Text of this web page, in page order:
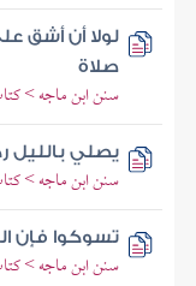
لولا أن أشق
صلاة
سنن ابن ماجه >
يصلي
سنن ابن ماجه >
تسوكوا فإن
سنن ابن ماجه >